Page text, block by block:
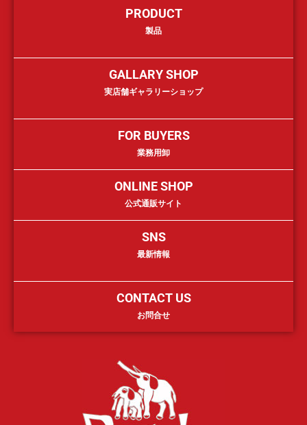
PRODUCT
製品
GALLARY SHOP
実店舗ギャラリーショップ
FOR BUYERS
業務用卸
ONLINE SHOP
公式通販サイト
SNS
最新情報
CONTACT US
お問合せ